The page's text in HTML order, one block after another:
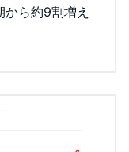
から約9割増え